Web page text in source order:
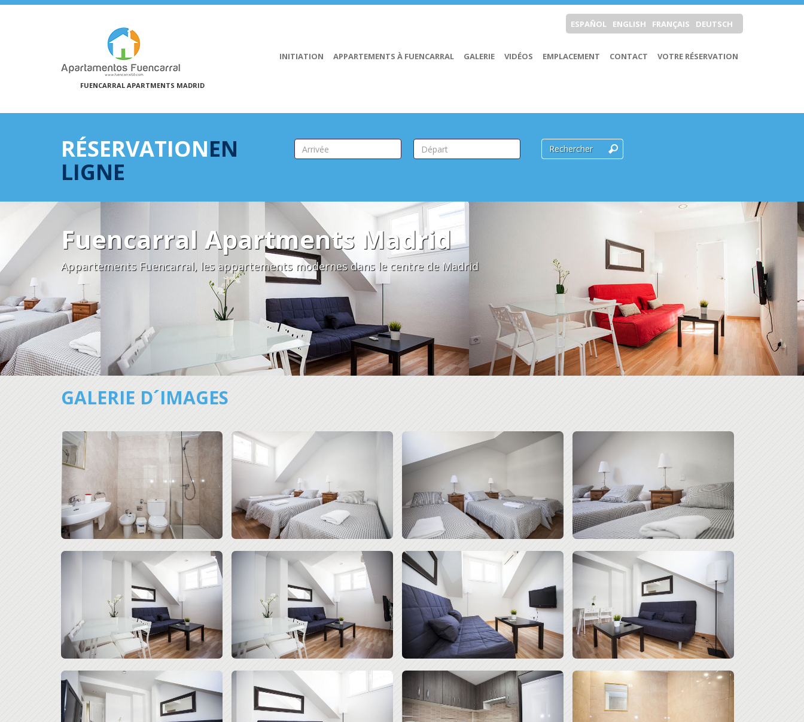
ESPAÑOL ENGLISH FRANÇAIS DEUTSCH
FUENCARRAL APARTMENTS MADRID
INITIATION APPARTEMENTS À FUENCARRAL GALERIE VIDÉOS EMPLACEMENT CONTACT VOTRE RÉSERVATION
RÉSERVATIONEN
LIGNE
Rechercher
Fuencarral Apartments Madrid
Appartements Fuencarral, les appartements modernes dans le centre de Madrid
GALERIE D´IMAGES